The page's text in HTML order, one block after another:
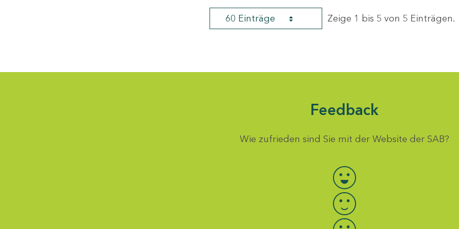
60 Einträge Zeige 1 bis 5 von 5 Einträgen.
Feedback
Wie zufrieden sind Sie mit der Website der SAB?
Bewertung auswählen